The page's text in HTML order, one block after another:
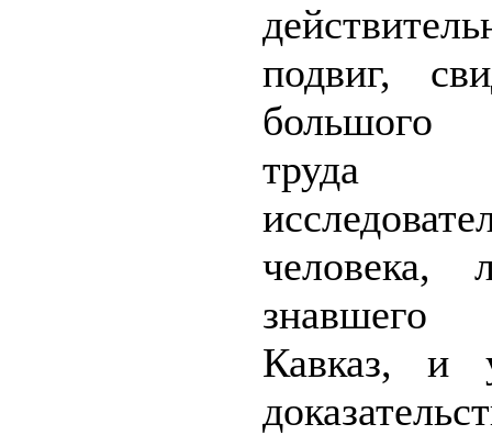
подвиг,
большого
труда
человека,
знавшего
Кавказ, и